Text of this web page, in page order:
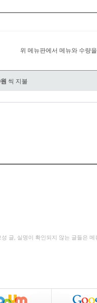
위 메뉴판에서 메뉴와 수량
원 씩 지불
글, 실명이 확인되지 않는 글들은